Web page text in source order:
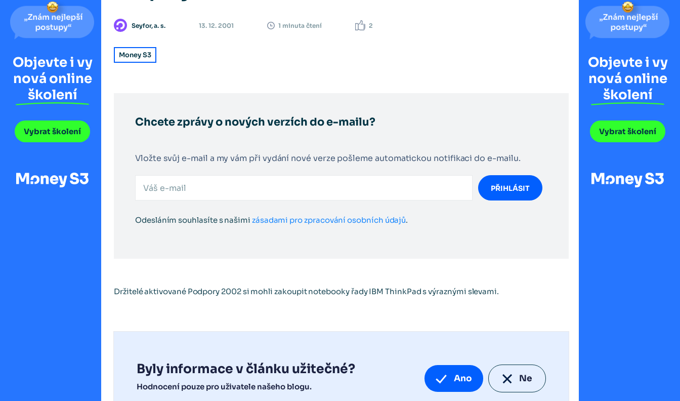
Objevte i vy
nová online
školení
Vybrat školení
Seyfor, a. s. 13. 12. 2001 1 minuta čtení 2
Money S3
Chcete zprávy o nových verzích do e-mailu?
Vložte svůj e-mail a my vám při vydání nové verze pošleme automatickou notifikaci do e-mailu.
PŘIHLÁSIT
Odesláním souhlasíte s našimi zásadami pro zpracování osobních údajů.
Držitelé aktivované Podpory 2002 si mohli zakoupit notebooky řady IBM ThinkPad s výraznými slevami.
Byly informace v článku užitečné?
Hodnocení pouze pro uživatele našeho blogu.
Ano Ne
Objevte i vy
nová online
školení
Vybrat školení